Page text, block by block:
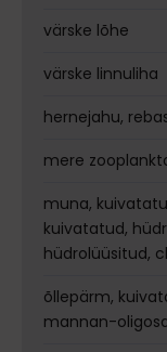
värske lõhe
värske linnuliha
hernejahu,
mere
muna,
kuivatatud,
hüdrolüüsitud,
õllepärm,
mannan-